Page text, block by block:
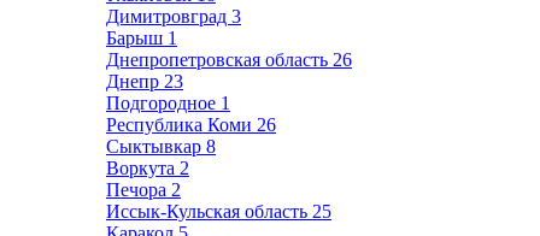
Димитровград 3
Барыш 1
Днепропетровская область 26
Днепр 23
Подгородное 1
Республика Коми 26
Сыктывкар 8
Воркута 2
Печора 2
Иссык-Кульская область 25